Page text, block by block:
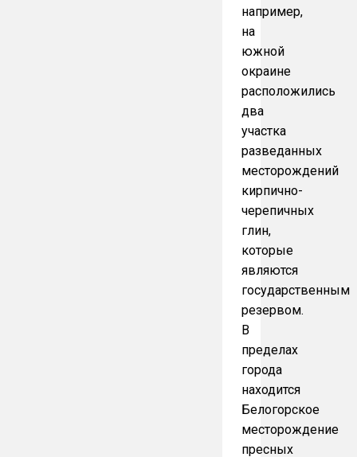
например,
на
южной
окраине
расположились
два
участка
разведанных
месторождений
кирпично-
черепичных
глин,
которые
являются
государственным
резервом.
В
пределах
города
находится
Белогорское
месторождение
пресных